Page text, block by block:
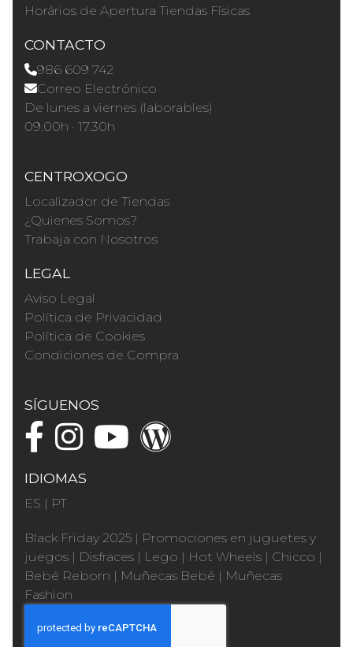
Horários de Apertura Tiendas Físicas
CONTACTO
986 609 742
Correo Electrónico
De lunes a viernes (laborables)
09.00h · 17.30h
CENTROXOGO
Localizador de Tiendas
¿Quienes Somos?
Trabaja con Nosotros
LEGAL
Aviso Legal
Política de Privacidad
Política de Cookies
Condiciones de Compra
SÍGUENOS
IDIOMAS
ES | PT
Black Friday 2025 | Promociones en juguetes y
juegos | Disfraces | Lego | Hot Wheels | Chicco |
Bebé Reborn | Muñecas Bebé | Muñecas
Fashion